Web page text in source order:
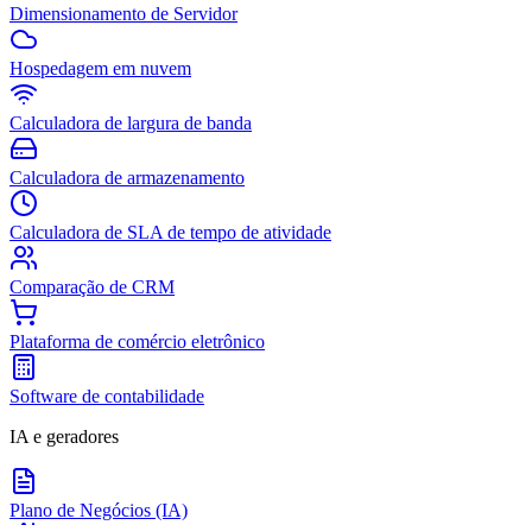
Dimensionamento de Servidor
Hospedagem em nuvem
Calculadora de largura de banda
Calculadora de armazenamento
Calculadora de SLA de tempo de atividade
Comparação de CRM
Plataforma de comércio eletrônico
Software de contabilidade
IA e geradores
Plano de Negócios (IA)